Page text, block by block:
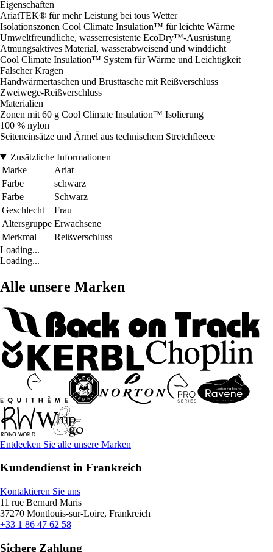
Eigenschaften
AriatTEK® für mehr Leistung bei tous Wetter
Isolationszonen Cool Climate Insulation™ für leichte Wärme
Umweltfreundliche, wasserresistente EcoDry™-Ausrüstung
Atmungsaktives Material, wasserabweisend und winddicht
Cool Climate Insulation™ System für Wärme und Leichtigkeit
Falscher Kragen
Handwärmertaschen und Brusttasche mit Reißverschluss
Zweiwege-Reißverschluss
Materialien
Zonen mit 60 g Cool Climate Insulation™ Isolierung
100 % nylon
Seiteneinsätze und Ärmel aus technischem Stretchfleece
Zusätzliche Informationen
Marke
Ariat
Farbe
schwarz
Farbe
Schwarz
Geschlecht
Frau
Altersgruppe Erwachsene
Merkmal
Reißverschluss
Loading...
Loading...
Alle unsere Marken
Entdecken Sie alle unsere Marken
Kundendienst in Frankreich
Kontaktieren Sie uns
11 rue Bernard Maris
37270 Montlouis-sur-Loire, Frankreich
+33 1 86 47 62 58
Sichere Zahlung